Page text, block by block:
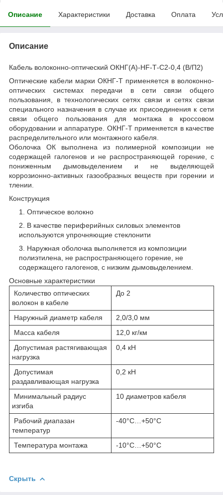
Описание Характеристики Доставка Оплата
Описание
Кабель волоконно-оптический ОКНГ(A)-HF-Т-С2-0,4 (В/П2)
Оптические кабели марки ОКНГ-Т применяется в волоконно-
оптических системах передачи в сети связи общего
пользования, в технологических сетях связи и сетях связи
специального назначения в случае их присоединения к сети
связи общего пользования для монтажа в кроссовом
оборудовании и аппаратуре. ОКНГ-Т применяется в качестве
распределительного или монтажного кабеля.
Оболочка ОК выполнена из полимерной композиции не
содержащей галогенов и не распространяющей горение, с
пониженным дымовыделением и не выделяющей
коррозионно-активных газообразных веществ при горении и
тлении.
Конструкция
Оптическое волокно
В качестве периферийных силовых элементов
используются упрочняющие стеклонити
Наружная оболочка выполняется из композиции
полиэтилена, не распространяющего горение, не
содержащего галогенов, с низким дымовыделением.
Основные характеристики
Количество оптических
волокон в кабеле
До 2
Наружный диаметр кабеля
2,0/3,0 мм
Масса кабеля
12,0 кг/км
Допустимая растягивающая
нагрузка
0,4 кН
Допустимая
раздавливающая нагрузка
0,2 кН
Минимальный радиус
изгиба
10 диаметров кабеля
Рабочий диапазан
температур
-40°С…+50°С
Температура монтажа -10°С…+50°С
Скрыть